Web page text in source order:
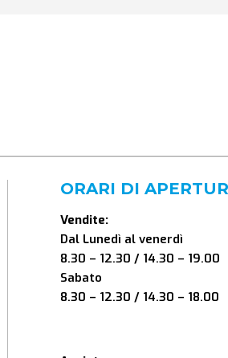
ORARI DI
Vendite:
Dal Lunedì al venerdì
8.30 – 12.30 / 14.30 – 19.00
Sabato
8.30 – 12.30 / 14.30 – 18.00